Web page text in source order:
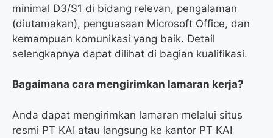
minimal D3/S1 di bidang relevan, pengalaman
(diutamakan), penguasaan Microsoft Office, dan
kemampuan komunikasi yang baik. Detail
selengkapnya dapat dilihat di bagian kualifikasi.
Bagaimana cara mengirimkan lamaran kerja?
Anda dapat mengirimkan lamaran melalui situs
resmi PT KAI atau langsung ke kantor PT KAI